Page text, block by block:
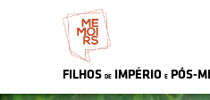
FILHOS DE IMPÉRIO E PÓS-